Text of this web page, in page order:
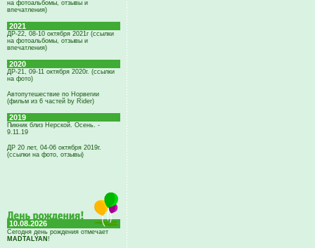
на фотоальбомы, отзывы и
впечатления)
2021
ДР-22, 08-10 октября 2021г (ссылки
на фотоальбомы, отзывы и
впечатления)
2020
ДР-21, 09-11 октября 2020г. (ссылки
на фото)
Автопутешествие по Норвегии
(фильм из 6 частей by Rider)
2019
Пикник близ Нерской. Осень. -
9.11.19
ДР 20 лет, 04-06 октября 2019г.
(ссылки на фото, отзывы)
10.08.2026
Сегодня день рождения отмечает
MADTALYAN !